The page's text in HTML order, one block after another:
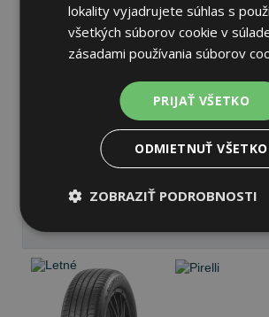
Pirelli
A A
208,51 €
lokality vyjadrujete súhlas s
všetkých súborov cookie v
zásadami používania súborov
PRIJAŤ VŠETKO
ODMIETNUŤ VŠETKO
ZOBRAZIŤ PODROBNOSTI